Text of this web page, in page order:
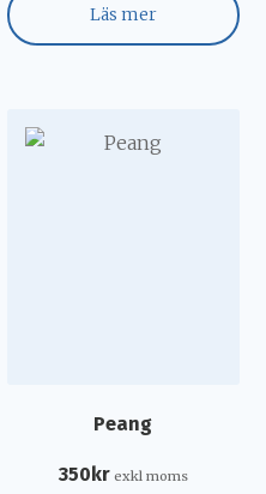
Läs mer
Peang
350kr exkl moms